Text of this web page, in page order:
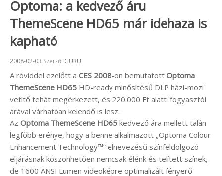
Optoma: a kedvező áru
ThemeScene HD65 már idehaza is
kapható
Beküldve:
2008-02-03 Szerző: GURU
A röviddel ezelőtt a CES 2008-on bemutatott Optoma
ThemeScene HD65 HD-ready minősítésű DLP házi-mozi
vetítő tehát megérkezett, és 220.000 Ft alatti fogyasztói
árával várhatóan kelendő is lesz.
Az Optoma ThemeScene HD65 kedvező ára mellett talán
legfőbb erénye, hogy a benne alkalmazott „Optoma Colour
Enhancement Technology™” elnevezésű színfeldolgozó
eljárásnak köszönhetően nemcsak élénk és telített színek,
de 1600 ANSI Lumen videoképre optimalizált fényerő